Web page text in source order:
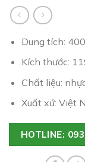
Dung tích:
Kích thước:
Chất liệu:
Xuất xứ: Việt
HOTLINE: